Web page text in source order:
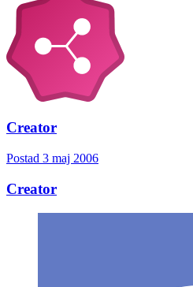
Creator
Postad 3 maj 2006
Creator